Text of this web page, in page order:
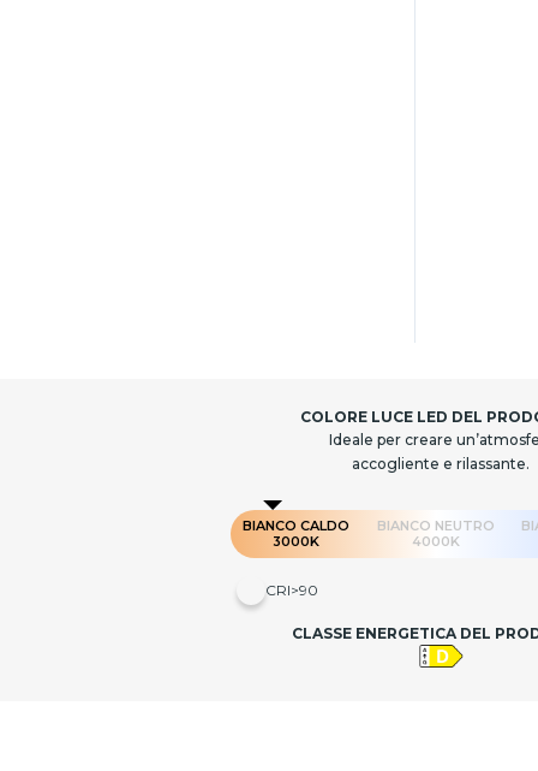
COLORE LUCE LED DEL
Ideale per creare
accogliente e rilassante.
BIANCO CALDO
3000K
BIANCO NEUTRO
4000K
CRI>90
CLASSE ENERGETICA DEL